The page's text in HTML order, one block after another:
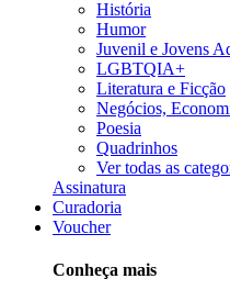
História
Humor
Juvenil e Jovens
LGBTQIA+
Literatura e Ficção
Negócios,
Poesia
Quadrinhos
Ver todas as
Assinatura
Curadoria
Voucher
Conheça mais